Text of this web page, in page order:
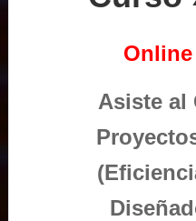
Online
Asiste al